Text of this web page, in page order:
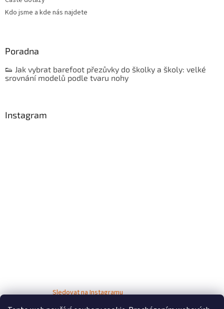
Kdo jsme a kde nás najdete
Poradna
👟 Jak vybrat barefoot přezůvky do školky a školy: velké
srovnání modelů podle tvaru nohy
Instagram
Sledovat na Instagramu